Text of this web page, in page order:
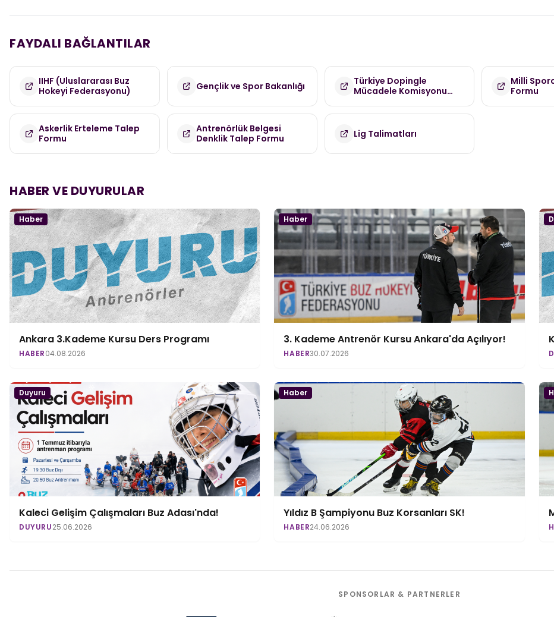
FAYDALI BAĞLANTILAR
IIHF (Uluslararası Buz
Hokeyi Federasyonu)
Gençlik ve Spor Bakanlığı
Türkiye Dopingle
Mücadele Komisyonu
Milli
Formu
Askerlik Erteleme Talep
Formu
Antrenörlük Belgesi
Denklik Talep Formu
Lig Talimatları
HABER VE DUYURULAR
Haber
Ankara 3.Kademe Kursu Ders Programı
HABER04.08.2026
Haber
3. Kademe Antrenör Kursu Ankara'da Açılıyor!
HABER30.07.2026
Duyuru
Kaleci Gelişim Çalışmaları Buz Adası'nda!
DUYURU25.06.2026
Haber
Yıldız B Şampiyonu Buz Korsanları SK!
HABER24.06.2026
SPONSORLAR & PARTNERLER